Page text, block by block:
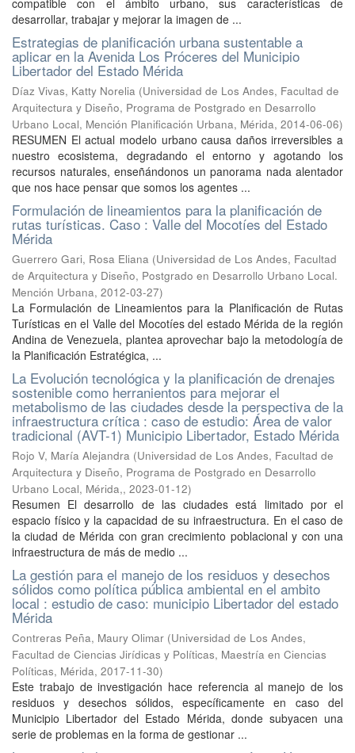
compatible con el ámbito urbano, sus características de
desarrollar, trabajar y mejorar la imagen de ...
Estrategias de planificación urbana sustentable a
aplicar en la Avenida Los Próceres del Municipio
Libertador del Estado Mérida
Díaz Vivas, Katty Norelia (Universidad de Los Andes, Facultad de
Arquitectura y Diseño, Programa de Postgrado en Desarrollo
Urbano Local, Mención Planificación Urbana, Mérida, 2014-06-06)
RESUMEN El actual modelo urbano causa daños irreversibles a
nuestro ecosistema, degradando el entorno y agotando los
recursos naturales, enseñándonos un panorama nada alentador
que nos hace pensar que somos los agentes ...
Formulación de lineamientos para la planificación de
rutas turísticas. Caso : Valle del Mocotíes del Estado
Mérida
Guerrero Gari, Rosa Eliana (Universidad de Los Andes, Facultad
de Arquitectura y Diseño, Postgrado en Desarrollo Urbano Local.
Mención Urbana, 2012-03-27)
La Formulación de Lineamientos para la Planificación de Rutas
Turísticas en el Valle del Mocotíes del estado Mérida de la región
Andina de Venezuela, plantea aprovechar bajo la metodología de
la Planificación Estratégica, ...
La Evolución tecnológica y la planificación de drenajes
sostenible como herranientos para mejorar el
metabolismo de las ciudades desde la perspectiva de la
infraestructura crítica : caso de estudio: Área de valor
tradicional (AVT-1) Municipio Libertador, Estado Mérida
Rojo V, María Alejandra (Universidad de Los Andes, Facultad de
Arquitectura y Diseño, Programa de Postgrado en Desarrollo
Urbano Local, Mérida,, 2023-01-12)
Resumen El desarrollo de las ciudades está limitado por el
espacio físico y la capacidad de su infraestructura. En el caso de
la ciudad de Mérida con gran crecimiento poblacional y con una
infraestructura de más de medio ...
La gestión para el manejo de los residuos y desechos
sólidos como política pública ambiental en el ambito
local : estudio de caso: municipio Libertador del estado
Mérida
Contreras Peña, Maury Olimar (Universidad de Los Andes,
Facultad de Ciencias Jirídicas y Políticas, Maestría en Ciencias
Políticas, Mérida, 2017-11-30)
Este trabajo de investigación hace referencia al manejo de los
residuos y desechos sólidos, específicamente en caso del
Municipio Libertador del Estado Mérida, donde subyacen una
serie de problemas en la forma de gestionar ...